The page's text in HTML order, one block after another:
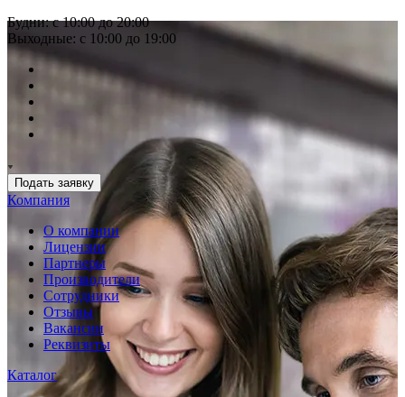
Будни: с 10:00 до 20:00
Выходные: с 10:00 до 19:00
Подать заявку
Компания
О компании
Лицензии
Партнеры
Производители
Сотрудники
Отзывы
Вакансии
Реквизиты
Каталог